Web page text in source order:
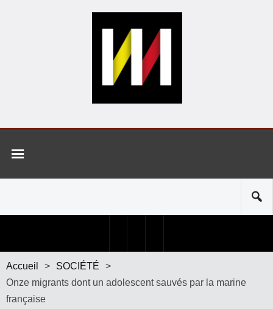
Accueil > SOCIÉTÉ
>
Onze migrants dont un adolescent sauvés par la marine
française